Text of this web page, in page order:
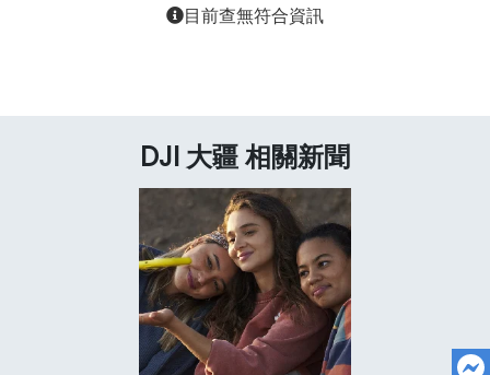
目前查無符合資訊
DJI 大疆 相關新聞